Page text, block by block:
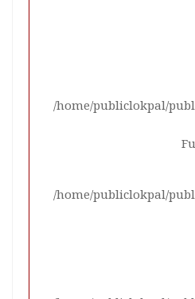
/home/publiclokpal/
/home/publiclokpal/